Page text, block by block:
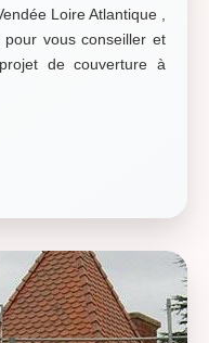
Loire Atlantique ,
vous conseiller et
de couverture à